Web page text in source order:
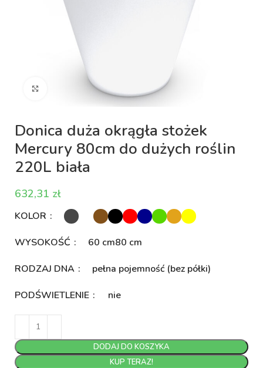
Kliknij aby powiększyć
Donica duża okrągła stożek
Mercury 80cm do dużych roślin
220L biała
zł
KOLOR
WYSOKOŚĆ 60 cm80 cm
RODZAJ DNA pełna pojemność (bez półki)
PODŚWIETLENIE nie
DODAJ DO KOSZYKA
KUP TERAZ!